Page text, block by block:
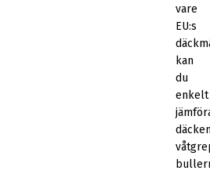
vare
EU:s
kan
du
enkelt